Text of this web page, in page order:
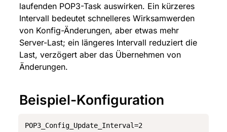
laufenden POP3-Task auswirken. Ein kürzeres
Intervall bedeutet schnelleres Wirksamwerden
von Konfig-Änderungen, aber etwas mehr
Server-Last; ein längeres Intervall reduziert die
Last, verzögert aber das Übernehmen von
Änderungen.
Beispiel-Konfiguration
POP3_Config_Update_Interval=2